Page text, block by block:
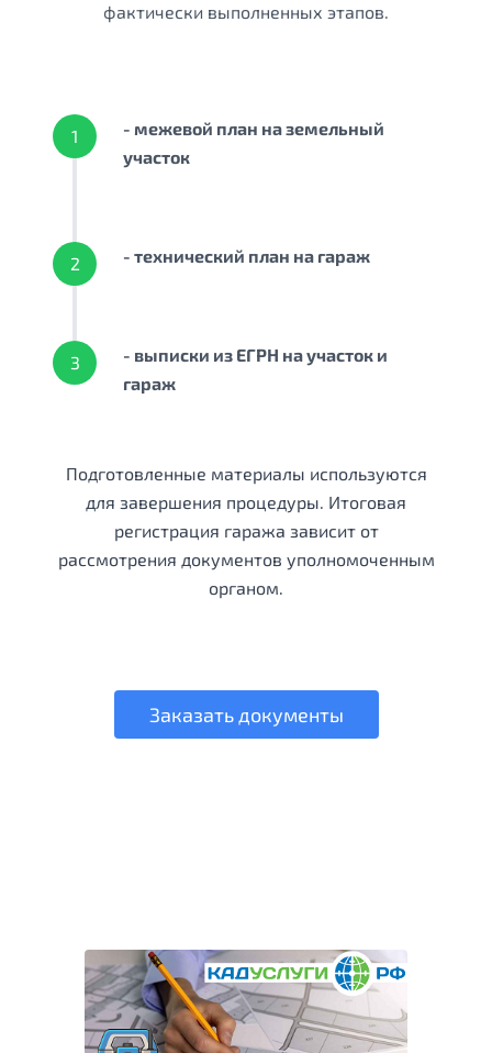
фактически выполненных этапов.
1
- межевой план на земельный
участок
2 - технический план на гараж
3
- выписки из ЕГРН на участок и
гараж
Подготовленные материалы используются
для завершения процедуры. Итоговая
регистрация гаража зависит от
рассмотрения документов уполномоченным
органом.
Заказать документы